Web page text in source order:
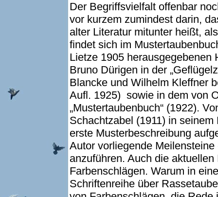
Der Begriffsvielfalt offenbar
vor kurzem zumindest darin,
alter Literatur mitunter heißt,
findet sich im
Lietze 1905 herausgegebenen
Bruno Dürigen in der
Blancke und Wilhelm Kleffner
Aufl. 1925) sowie in dem von
„Mustertaubenbuch“ (1922).
Schachtzabel (1911) in
erste Musterbeschreibung
Autor vorliegende
anzuführen. Auch die
Farbenschlägen. Warum in
Schriftenreihe über